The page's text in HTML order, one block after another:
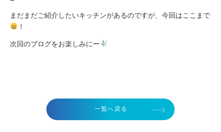
まだまだご紹介したいキッチンがあるのですが、今回はここまで
！
次回のブログをお楽しみにー
一覧へ戻る